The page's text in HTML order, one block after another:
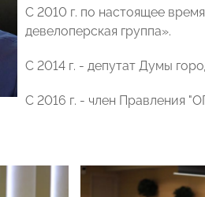
С 2010 г. по настоящее
девелоперская группа».
С 2014 г. - депутат Думы
С 2016 г. - член Правления